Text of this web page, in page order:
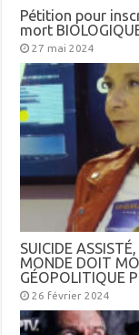
Pétition pour
mort
27 mai 2024
SUICIDE
MONDE DOIT
GÉOPOLITIQUE
26 février 2024